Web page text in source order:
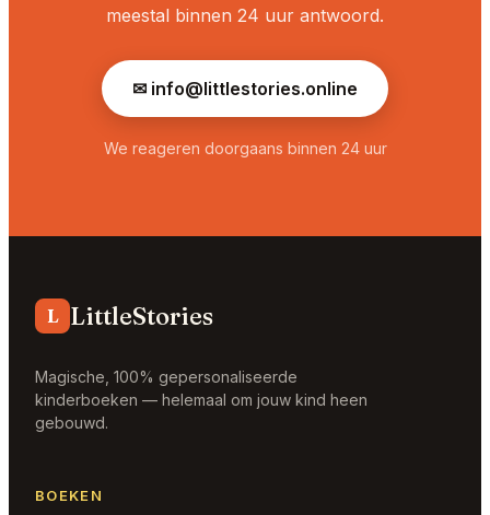
meestal binnen 24 uur antwoord.
✉ info@littlestories.online
We reageren doorgaans binnen 24 uur
L LittleStories
Magische, 100% gepersonaliseerde
kinderboeken — helemaal om jouw kind heen
gebouwd.
BOEKEN